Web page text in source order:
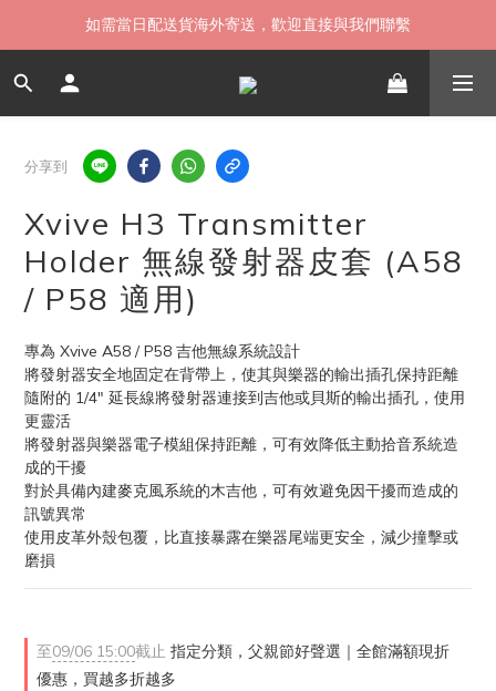
如需當日配送貨海外寄送，歡迎直接與我們聯繫
如需當日配送貨海外寄送，歡迎直接與我們聯繫
無卡分期 零利率 好輕鬆【立即填表】
如需當日配送貨海外寄送，歡迎直接與我們聯繫
分享到
Xvive H3 Transmitter
Holder 無線發射器皮套 (A58
/ P58 適用)
專為 Xvive A58 / P58 吉他無線系統設計
將發射器安全地固定在背帶上，使其與樂器的輸出插孔保持距離
隨附的 1/4" 延長線將發射器連接到吉他或貝斯的輸出插孔，使用
更靈活
將發射器與樂器電子模組保持距離，可有效降低主動拾音系統造
成的干擾
對於具備內建麥克風系統的木吉他，可有效避免因干擾而造成的
訊號異常
使用皮革外殼包覆，比直接暴露在樂器尾端更安全，減少撞擊或
磨損
至09/06 15:00截止 指定分類，父親節好聲選｜全館滿額現折
優惠，買越多折越多